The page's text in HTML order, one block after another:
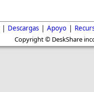
| Descargas | Apoyo |
Copyright © DeskShare